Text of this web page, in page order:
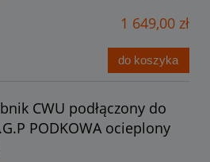
1 649,00 zł
do koszyka
CWU podłączony do
PODKOWA ocieplony